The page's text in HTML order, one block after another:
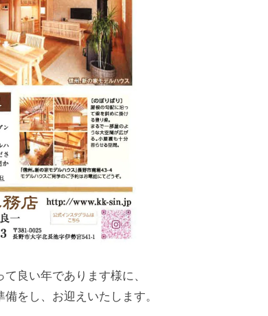
良い年であります様に、
をし、お迎えいたします。